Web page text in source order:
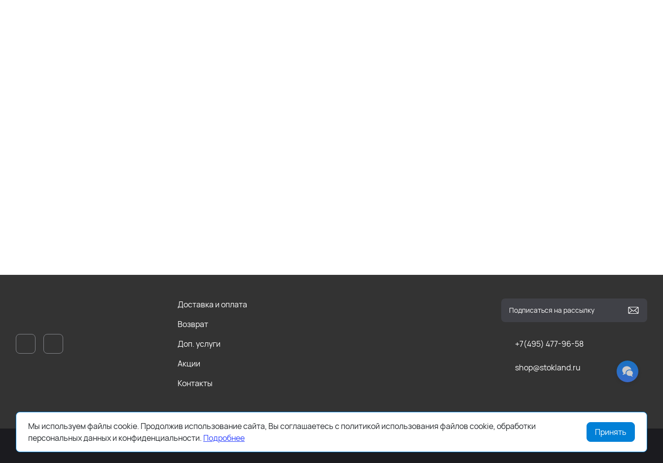
+7(495) 477-96-58
shop@stokland.ru
Доставка и оплата
Возврат
Доп. услуги
Акции
Контакты
© Стоклэнд, 2024—2026. ООО «ЗЕВС ОПТТОРГ»
Мы используем файлы cookie. Продолжив использование сайта, Вы соглашаетесь с политикой использования файлов cookie, обработки
персональных данных и конфиденциальности. Подробнее
Принять